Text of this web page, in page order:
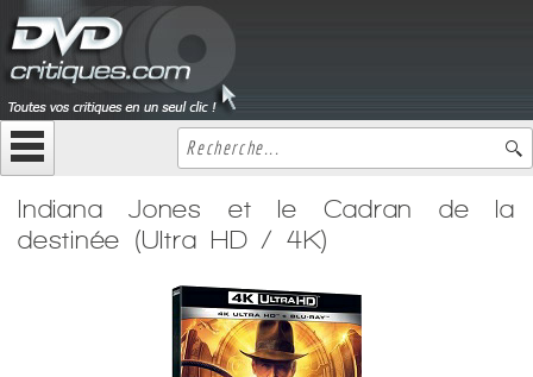
Indiana Jones et le Cadran de la
destinée (Ultra HD / 4K)